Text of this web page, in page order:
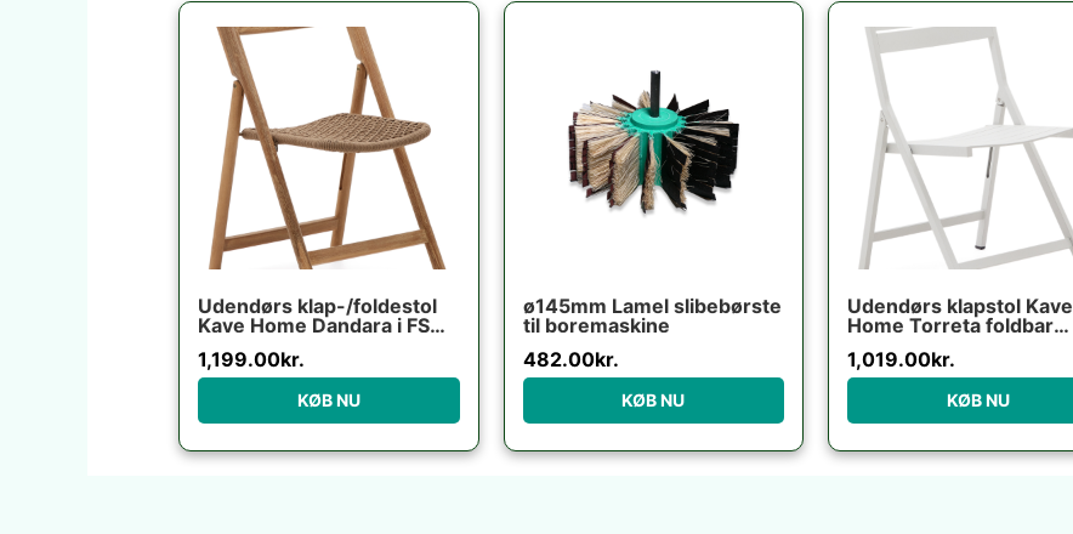
Udendørs klap-/foldestol
Kave Home Dandara i FSC-
rustik brun
1,199.00kr.
KØB NU
ø145mm Lamel slibebørste
til boremaskine
482.00kr.
KØB NU
Udendørs klapstol Kave
Home Torreta foldbar
bestandig moderne
industriel
1,019.00kr.
KØB NU